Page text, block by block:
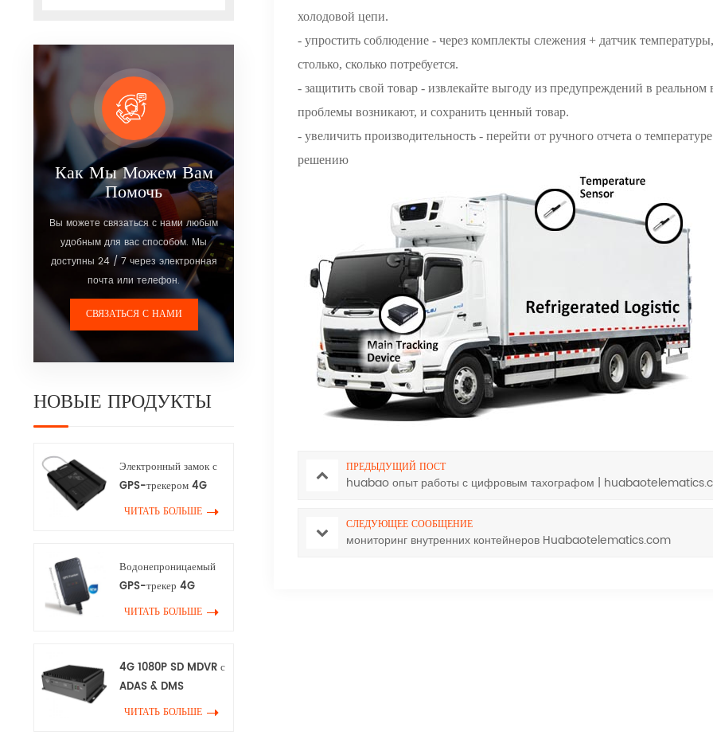
холодовой цепи.
- упростить соблюдение - через комплекты слежения + датчик
столько, сколько потребуется.
- защитить свой товар - извлекайте выгоду из предупреждений в
проблемы возникают, и сохранить ценный товар.
- увеличить производительность - перейти от ручного отчета о
решению
ПРЕДЫДУЩИЙ ПОСТ
huabao опыт работы с цифровым тахографом |
СЛЕДУЮЩЕЕ СООБЩЕНИЕ
мониторинг внутренних контейнеров Huabaotelematics.com
Как Мы Можем Вам
Помочь
Вы можете связаться с нами любым
удобным для вас способом. Мы
доступны 24 / 7 через электронная
почта или телефон.
СВЯЗАТЬСЯ С НАМИ
НОВЫЕ ПРОДУКТЫ
Электронный замок с
GPS-трекером 4G
ЧИТАТЬ БОЛЬШЕ
Водонепроницаемый
GPS-трекер 4G
ЧИТАТЬ БОЛЬШЕ
4G 1080P SD MDVR с
ADAS & DMS
ЧИТАТЬ БОЛЬШЕ